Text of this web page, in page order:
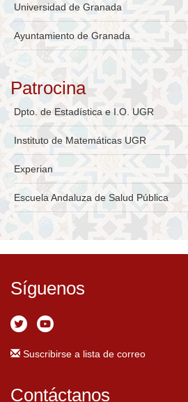
Universidad de Granada
Ayuntamiento de Granada
Patrocina
Dpto. de Estadística e I.O. UGR
Instituto de Matemáticas UGR
Experian
Escuela Andaluza de Salud Pública
Síguenos
Suscribirse a lista de correo
Contáctanos